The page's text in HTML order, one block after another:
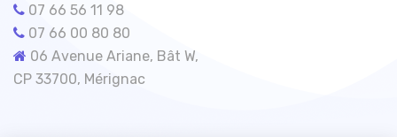
07 66 56 11 98
07 66 00 80 80
06 Avenue Ariane, Bât W,
CP 33700, Mérignac